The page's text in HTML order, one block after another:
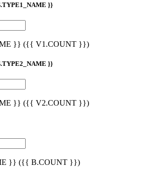
}}
}} ({{ V1.COUNT }})
}}
}} ({{ V2.COUNT }})
}} ({{ B.COUNT }})